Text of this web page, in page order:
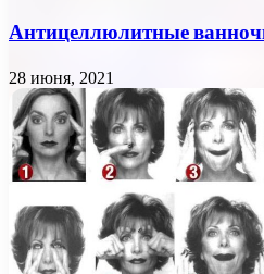
Антицеллюлитные
28 июня, 2021